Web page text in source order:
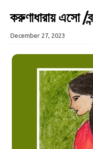
করুণাধারায় এসো /
December 27, 2023